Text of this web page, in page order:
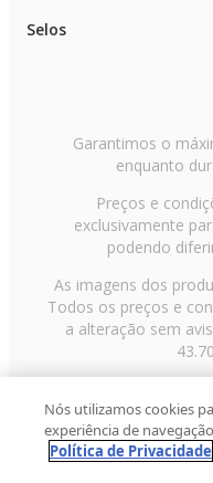
Selos
Garantimos o
enquanto
Preços e
exclusivamente
podendo
As imagens dos
Todos os preços e
a alteração sem
Paulo/SP, CEP
2013 Fast Shop -
Nós utilizamos cookies
experiência de
Política de Privacidade